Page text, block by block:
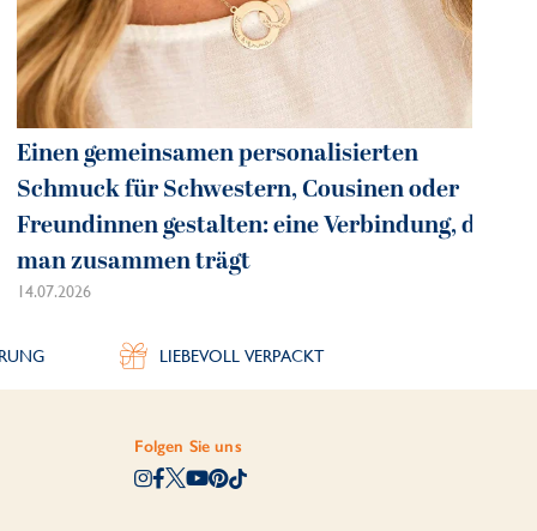
Einen gemeinsamen personalisierten
Schmuck für Schwestern, Cousinen oder
Freundinnen gestalten: eine Verbindung, die
man zusammen trägt
14.07.2026
LIEBEVOLL VERPACKT
Folgen Sie uns